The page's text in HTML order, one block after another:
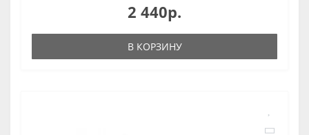
2 440р.
В КОРЗИНУ